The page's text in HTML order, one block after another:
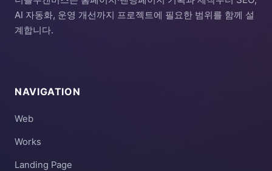
AI 자동화, 운영 개선까지 프로젝트에 필요한 범위를 함께 설
계합니다.
NAVIGATION
Web
Works
Landing Page